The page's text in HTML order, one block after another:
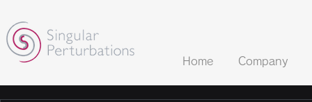
Home Company